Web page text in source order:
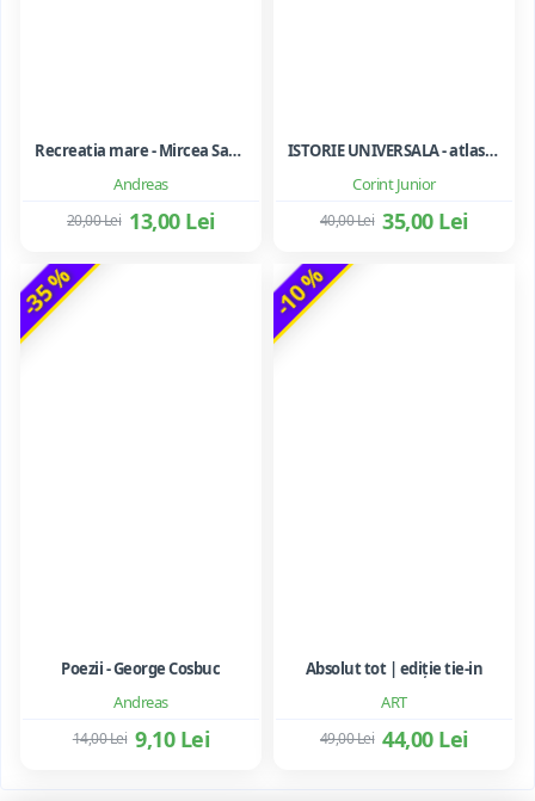
Andreas
Recreatia mare - Mircea Santimbreanu
13,00 Lei
20,00 Lei
Corint Junior
ISTORIE UNIVERSALA - atlas scolar ilustrat
35,00 Lei
40,00 Lei
-35 %
Andreas
Poezii - George Cosbuc
9,10 Lei
14,00 Lei
-10 %
ART
Absolut tot | ediție tie-in
44,00 Lei
49,00 Lei